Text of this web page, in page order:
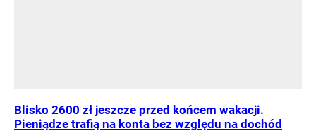
Blisko 2600 zł jeszcze przed końcem wakacji.
Pieniądze trafią na konta bez względu na dochód